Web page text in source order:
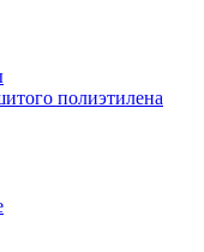
полиэтилена